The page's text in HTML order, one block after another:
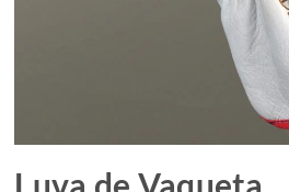
Luva de Vaqueta